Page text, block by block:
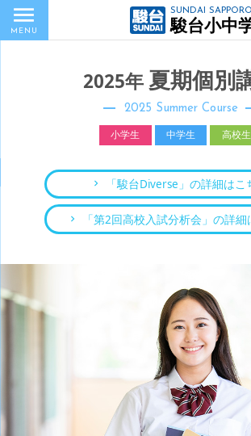
2025年 夏期個別
2025 Summer Course
小学生 中学生 高校生
「駿台Diverse」の詳細はこ
「第2回高校入試分析会」の詳細
SUNDAI SAPPORO
駿台小中
MENU